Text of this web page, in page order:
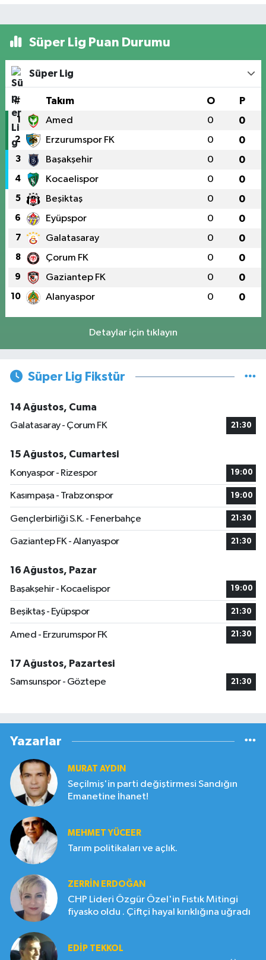
Süper Lig Puan Durumu
Süper Lig
# Takım O P
1 Amed 0 0
2 Erzurumspor FK 0 0
3 Başakşehir 0 0
4 Kocaelispor 0 0
5 Beşiktaş 0 0
6 Eyüpspor 0 0
7 Galatasaray 0 0
8 Çorum FK 0 0
9 Gaziantep FK 0 0
10 Alanyaspor 0 0
Detaylar için tıklayın
Süper Lig Fikstür
14 Ağustos, Cuma
Galatasaray - Çorum FK
21:30
15 Ağustos, Cumartesi
Konyaspor - Rizespor
19:00
Kasımpaşa - Trabzonspor 19:00
Gençlerbirliği S.K. - Fenerbahçe 21:30
Gaziantep FK - Alanyaspor 21:30
16 Ağustos, Pazar
Başakşehir - Kocaelispor
19:00
Beşiktaş - Eyüpspor 21:30
Amed - Erzurumspor FK 21:30
17 Ağustos, Pazartesi
Samsunspor - Göztepe
21:30
Yazarlar
MURAT AYDIN
Seçilmiş'in parti değiştirmesi Sandığın
Emanetine İhanet!
MEHMET YÜCEER
Tarım politikaları ve açlık.
ZERRIN ERDOĞAN
CHP Lideri Özgür Özel'in Fıstık Mitingi
fiyasko oldu . Çiftçi hayal kırıklığına uğradı
EDIP TEKKOL